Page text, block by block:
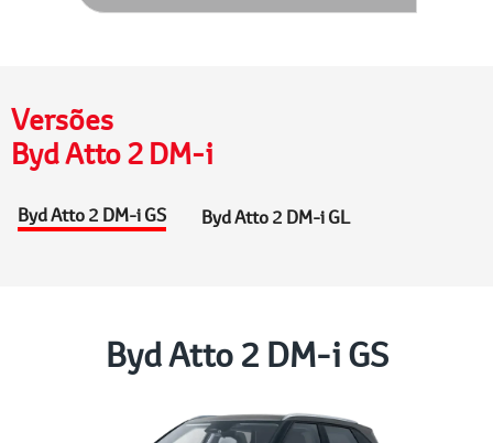
Versões
Byd Atto 2 DM-i
Byd Atto 2 DM-i GS Byd Atto 2 DM-i GL
Byd Atto 2 DM-i GS